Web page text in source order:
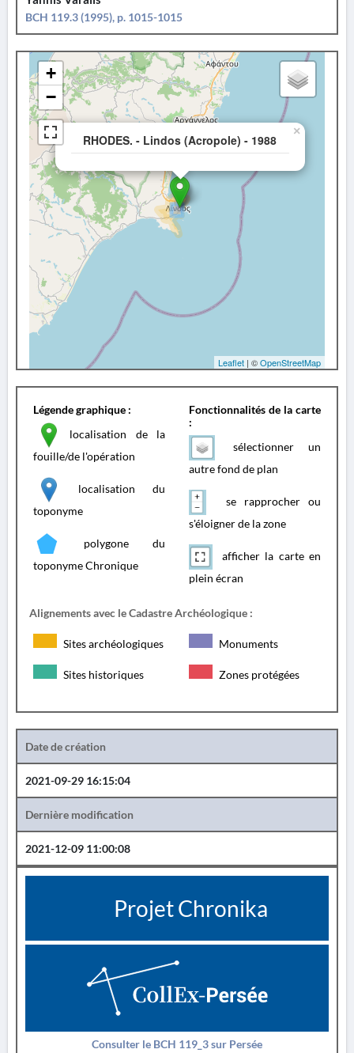
BCH 119.3 (1995), p. 1015-1015
RHODES. - Lindos (Acropole) - 1988
×
+
−
Leaflet | ©OpenStreetMap
Légende graphique :
localisation de la
fouille/de l'opération
localisation du
toponyme
polygone du
toponyme Chronique
Fonctionnalités de la carte
:
sélectionner un
autre fond de plan
se rapprocher ou
s'éloigner de la zone
afficher la carte en
plein écran
Alignements avec le Cadastre Archéologique :
Sites archéologiques Monuments
Sites historiques Zones protégées
Date de création
2021-09-29 16:15:04
Dernière modification
2021-12-09 11:00:08
Projet Chronika
Consulter le BCH 119_3 sur Persée